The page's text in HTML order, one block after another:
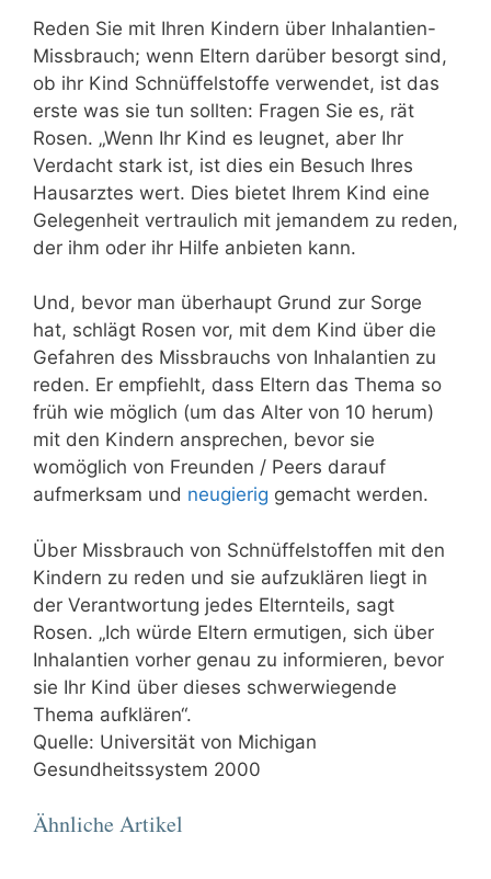
Reden Sie mit Ihren Kindern über Inhalantien-
Missbrauch; wenn Eltern darüber besorgt sind,
ob ihr Kind Schnüffelstoffe verwendet, ist das
erste was sie tun sollten: Fragen Sie es, rät
Rosen. „Wenn Ihr Kind es leugnet, aber Ihr
Verdacht stark ist, ist dies ein Besuch Ihres
Hausarztes wert. Dies bietet Ihrem Kind eine
Gelegenheit vertraulich mit jemandem zu reden,
der ihm oder ihr Hilfe anbieten kann.
Und, bevor man überhaupt Grund zur Sorge
hat, schlägt Rosen vor, mit dem Kind über die
Gefahren des Missbrauchs von Inhalantien zu
reden. Er empfiehlt, dass Eltern das Thema so
früh wie möglich (um das Alter von 10 herum)
mit den Kindern ansprechen, bevor sie
womöglich von Freunden / Peers darauf
aufmerksam und neugierig gemacht werden.
Über Missbrauch von Schnüffelstoffen mit den
Kindern zu reden und sie aufzuklären liegt in
der Verantwortung jedes Elternteils, sagt
Rosen. „Ich würde Eltern ermutigen, sich über
Inhalantien vorher genau zu informieren, bevor
sie Ihr Kind über dieses schwerwiegende
Thema aufklären“.
Quelle: Universität von Michigan
Gesundheitssystem 2000
Ähnliche Artikel